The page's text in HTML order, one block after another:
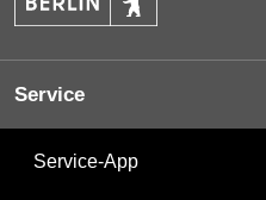
Service
Service-App